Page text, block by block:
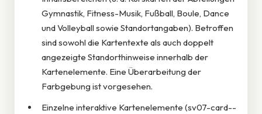
Gymnastik, Fitness-Musik, Fußball, Boule, Dance
und Volleyball sowie Standortangaben). Betroffen
sind sowohl die Kartentexte als auch doppelt
angezeigte Standorthinweise innerhalb der
Kartenelemente. Eine Überarbeitung der
Farbgebung ist vorgesehen.
Einzelne interaktive Kartenelemente (sv07-card--